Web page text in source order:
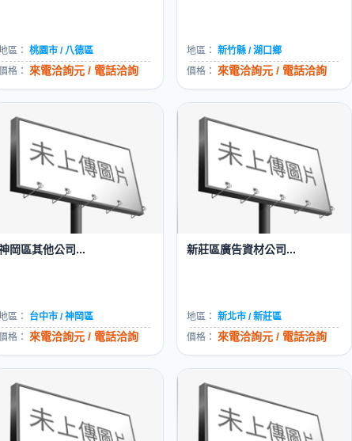
區： 桃園市 / 八德區
格： 來電洽詢元 / 電話洽詢
地區： 新竹縣 / 湖口鄉
價格： 來電洽詢元 / 電話洽詢
岡區其他公司...
區：
台中市 / 神岡區
格： 來電洽詢元 / 電話洽詢
新莊區廣告資材公司...
地區： 新北市 / 新莊區
價格： 來電洽詢元 / 電話洽詢